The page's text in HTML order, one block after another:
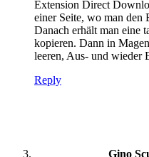
Extension Direct
einer Seite, wo man den
Danach erhält man eine
kopieren. Dann in
leeren, Aus- und wieder
Reply
Gino